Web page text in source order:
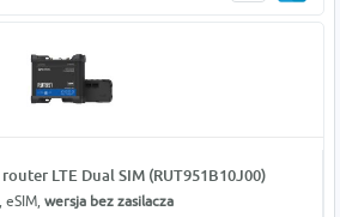
LTE Dual SIM (RUT951B10J00)
eSIM, wersja bez zasilacza